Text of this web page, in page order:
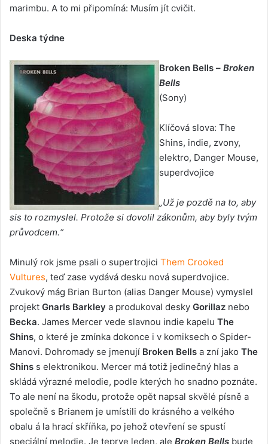
marimbu. A to mi připomíná: Musím jít cvičit.
Deska týdne
Broken Bells – Broken
Bells
(Sony)
Klíčová slova: The
Shins, indie, zvony,
elektro, Danger Mouse,
superdvojice
„Už je pozdě na to, aby
sis to rozmyslel. Protože si dovolil zákonům, aby byly tvým
průvodcem.“
Minulý rok jsme psali o supertrojici Them Crooked
Vultures, teď zase vydává desku nová superdvojice.
Zvukový mág Brian Burton (alias Danger Mouse) vymyslel
projekt Gnarls Barkley a produkoval desky Gorillaz nebo
Becka. James Mercer vede slavnou indie kapelu The
Shins, o které je zmínka dokonce i v komiksech o Spider-
Manovi. Dohromady se jmenují Broken Bells a zní jako The
Shins s elektronikou. Mercer má totiž jedinečný hlas a
skládá výrazné melodie, podle kterých ho snadno poznáte.
To ale není na škodu, protože opět napsal skvělé písně a
společně s Brianem je umístili do krásného a velkého
obalu á la hrací skříňka, po jehož otevření se spustí
speciální melodie. Je teprve leden, ale Broken Bells bude